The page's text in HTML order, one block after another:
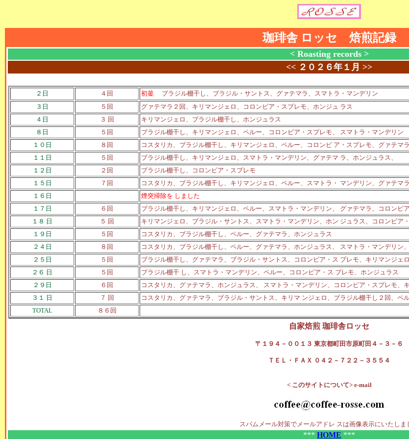
珈琲舎 ロッセ 焙煎記録
< Roasting records >
<< ２０２６年１月 >>
２日 ４回 初釜 ブラジル棚干し、ブラジル・サントス、グァテマラ、スマトラ・マンデリン
３日
５回
グァテマラ２回、キリマンジェロ、コロンビア・スプレモ、ホンジュ ラス
４日
３ 回
キリマンジェロ、ブラジル棚干し、ホンジュラス
８日
５回
ブラジル棚干し、キリマンジェロ、ペルー、コロンビア・スプレモ、 スマトラ・マンデリン
１０日
８回
コスタリカ、ブラジル棚干し、キリマンジェロ、ペルー、コロンビ ア・スプレモ、グァテマ
１１日
５回
ブラジル棚干し、キリマンジェロ、スマトラ・マンデリン、グァテマ ラ、ホンジュラス、
１２日
２回
ブラジル棚干し、コロンビア・スプレモ
１５日
７回
コスタリカ、ブラジル棚干し、キリマンジェロ、ペルー、スマトラ・ マンデリン、グァテマ
１６日
煙突掃除を しました
１７日
６回
ブラジル棚干し、キリマンジェロ、ペルー、スマトラ・マンデリン、 グァテマラ、コロンビ
１８ 日
５ 回
キリマンジェロ、ブラジル・サントス、スマトラ・マンデリン、ホン ジュラス、コロンビア
１９日
５回
コスタリカ、ブラジル棚干し、ペルー、グァテマラ、ホンジュラス
２４日
８回
コスタリカ、ブラジル棚干し、ペルー、グァテマラ、ホンジュラス、 スマトラ・マンデリン
２５日
５回
ブラジル棚干し、グァテマラ、ブラジル・サントス、コロンビア・ス プレモ、キリマンジェロ
２６ 日
５回
ブラジル棚干 し、スマトラ・マンデリン、ペルー、コロンビア・ス プレモ、ホンジュラス
２９日
６回
コスタリカ、グァテマラ、ホンジュラス、 スマトラ・マンデリン、コロンビア・スプレモ、
３１ 日
７ 回
コスタリカ、グァテマラ、ブラジル・サントス、キリマ ンジェロ、ブラジル棚干し２回、ペ
TOTAL
８６回
自家焙煎 珈琲舎ロッセ
〒１９４－００１３ 東京都町田市原町田４－３－６
ＴＥＬ・ＦＡＸ ０４２－７２２－３５５４
< このサイトについて> e-mail
スパムメール対策でメールアドレ スは画像表示にいたしま
*** HOME ***